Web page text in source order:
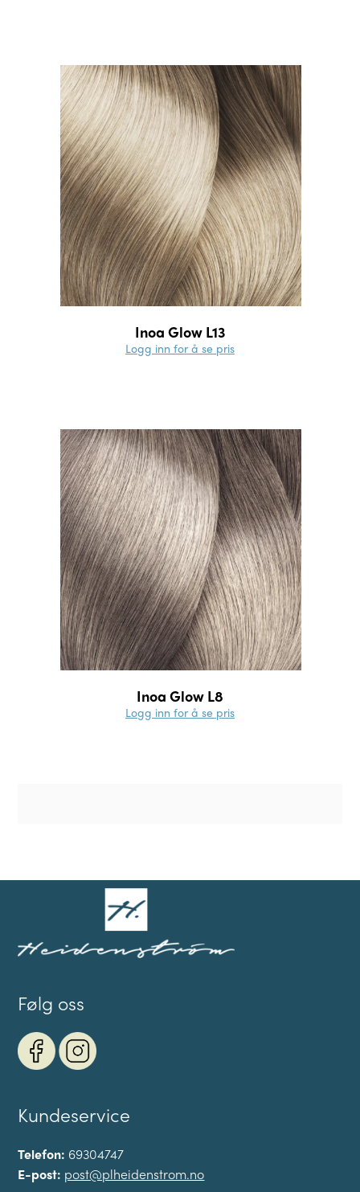
Inoa Glow L13
Logg inn for å se pris
Inoa Glow L8
Logg inn for å se pris
Følg oss
Kundeservice
Telefon: 69304747
E-post: post@plheidenstrom.no